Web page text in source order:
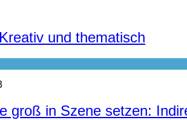
und thematisch
groß in Szene setzen: